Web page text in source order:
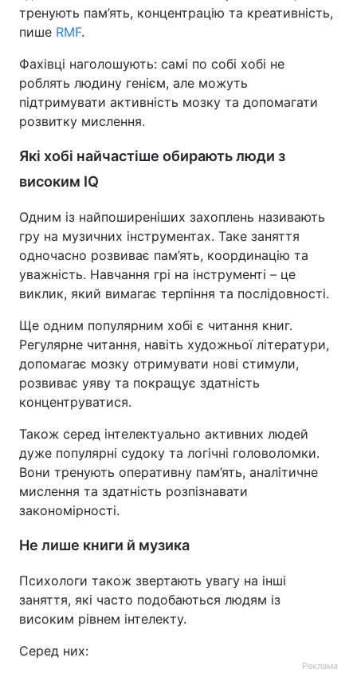
тренують пам’ять, концентрацію та креативність,
пише RMF.
Фахівці наголошують: самі по собі хобі не
роблять людину генієм, але можуть
підтримувати активність мозку та допомагати
розвитку мислення.
Які хобі найчастіше обирають люди з
високим IQ
Одним із найпоширеніших захоплень називають
гру на музичних інструментах. Таке заняття
одночасно розвиває пам’ять, координацію та
уважність. Навчання грі на інструменті – це
виклик, який вимагає терпіння та послідовності.
Ще одним популярним хобі є читання книг.
Регулярне читання, навіть художньої літератури,
допомагає мозку отримувати нові стимули,
розвиває уяву та покращує здатність
концентруватися.
Також серед інтелектуально активних людей
дуже популярні судоку та логічні головоломки.
Вони тренують оперативну пам’ять, аналітичне
мислення та здатність розпізнавати
закономірності.
Не лише книги й музика
Психологи також звертають увагу на інші
заняття, які часто подобаються людям із
високим рівнем інтелекту.
Серед них:
Реклама